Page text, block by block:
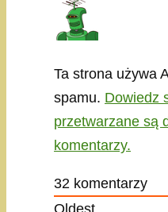
Ta strona używa
spamu. Dowiedz
przetwarzane są
komentarzy.
32 komentarzy